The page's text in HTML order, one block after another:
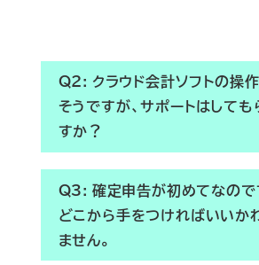
Q2: クラウド会計ソフトの操
そうですが、サポートはしても
すか？
Q3: 確定申告が初めてなので
どこから手をつければいいか
ません。